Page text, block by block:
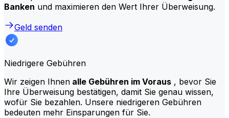
Banken und maximieren den Wert Ihrer Überweisung.
Geld senden
Niedrigere Gebühren
Wir zeigen Ihnen alle Gebühren im Voraus , bevor Sie
Ihre Überweisung bestätigen, damit Sie genau wissen,
wofür Sie bezahlen. Unsere niedrigeren Gebühren
bedeuten mehr Einsparungen für Sie.